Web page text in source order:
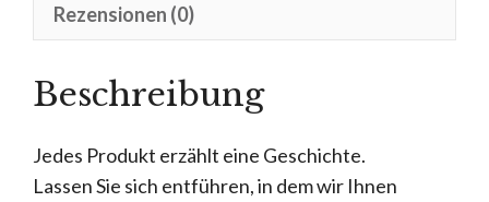
Rezensionen (0)
Beschreibung
Jedes Produkt erzählt eine Geschichte.
Lassen Sie sich entführen, in dem wir Ihnen